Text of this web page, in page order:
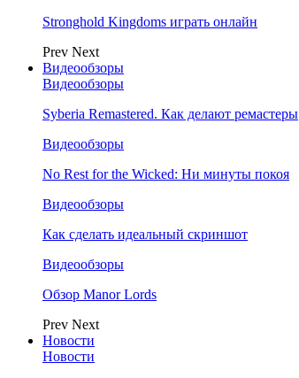
Stronghold Kingdoms играть онлайн
Prev Next
Видеообзоры
Видеообзоры
Syberia Remastered. Как делают ремастеры
Видеообзоры
No Rest for the Wicked: Ни минуты покоя
Видеообзоры
Как сделать идеальный скриншот
Видеообзоры
Обзор Manor Lords
Prev Next
Новости
Новости